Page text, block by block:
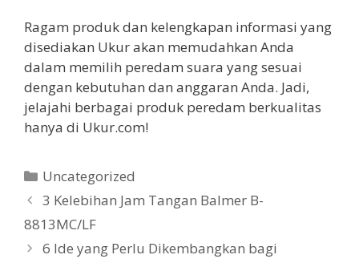
Ragam produk dan kelengkapan informasi yang
disediakan Ukur akan memudahkan Anda
dalam memilih peredam suara yang sesuai
dengan kebutuhan dan anggaran Anda. Jadi,
jelajahi berbagai produk peredam berkualitas
hanya di Ukur.com!
Kategori
Uncategorized
3 Kelebihan Jam Tangan Balmer B-
8813MC/LF
6 Ide yang Perlu Dikembangkan bagi